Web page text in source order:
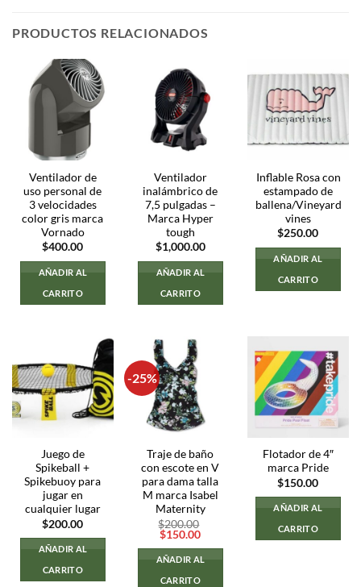
PRODUCTOS RELACIONADOS
Ventilador de
uso personal de
3 velocidades
color gris marca
Vornado
$400.00
AÑADIR AL
CARRITO
Ventilador
inalámbrico de
7,5 pulgadas –
Marca Hyper
tough
$1,000.00
AÑADIR AL
CARRITO
Inflable Rosa con
estampado de
ballena/Vineyard
vines
$250.00
AÑADIR AL
CARRITO
Juego de
Spikeball +
Spikebuoy para
jugar en
cualquier lugar
$200.00
AÑADIR AL
CARRITO
-25%
Traje de baño
con escote en V
para dama talla
M marca Isabel
Maternity
$200.00
El
precio
original
era:
$200.00.
$150.00El
actual
es:
AÑADIR AL
CARRITO
Flotador de 4″
marca Pride
$150.00
AÑADIR AL
CARRITO